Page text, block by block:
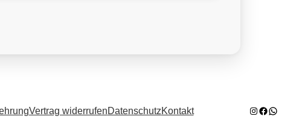
Vertrag widerrufenDatenschutzKontakt Instagram
Facebook